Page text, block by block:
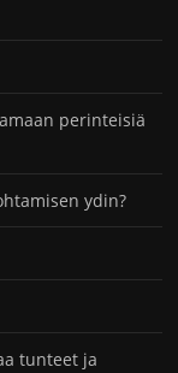
perinteisiä
ydin?
tunteet ja